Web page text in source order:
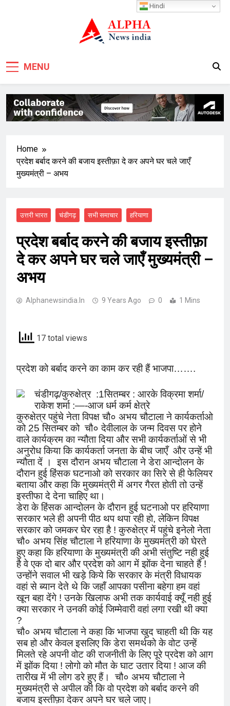
MENU
Home
प्रदेश बर्बाद करने की बजाय इस्तीफ़ा दे कर अपने घर चले जाएँ
मुख्यमंत्री – अभय
उत्तरी भारत चंडीगढ़ सभी समाचार हरियाणा
प्रदेश बर्बाद करने की बजाय इस्तीफ़ा
दे कर अपने घर चले जाएँ मुख्यमंत्री –
अभय
Alphanewsindia.in 9 Years Ago 0 1 Mins
17 total views
प्रदेश को बर्बाद करने का काम कर रही हैं भाजपा…….
चंडीगढ़/कुरुक्षेत्र :1सितम्बर : आरके विक्रमा शर्मा/
राकेश शर्मा :—-आज धर्म कर्म क्षेत्रे
कुरुक्षेत्र पहुंचे नेता विपक्ष चौ० अभय चौटाला ने कार्यकर्ताओ
को 25 सितम्बर को चौ० देवीलाल के जन्म दिवस पर होने
वाले कार्यक्रम का न्यौता दिया और सभी कार्यकर्ताओं से भी
अनुरोध किया कि कार्यकर्ता जनता के बीच जाएँ और उन्हें भी
न्यौता दें । इस दौरान अभय चौटाला ने डेरा आन्दोलन के
दौरान हुई हिंसक घटनाओ को सरकार का सिरे से ही फेलियर
बताया और कहा कि मुख्यमंत्री में अगर गैरत होती तो उन्हें
इस्तीफा दे देना चाहिए था।
डेरा के हिंसक आन्दोलन के दौरान हुई घटनाओ पर हरियाणा
सरकार भले ही अपनी पीठ थप थपा रही हो, लेकिन विपक्ष
सरकार को जमकर घेर रहा है ! कुरुक्षेत्र में पहुंचे इनेलो नेता
चौ० अभय सिंह चौटाला ने हरियाणा के मुख्यमंत्री को घेरते
हुए कहा कि हरियाणा के मुख्यमंत्री की अभी संतुष्टि नही हुई
है वे एक दो बार और प्रदेश को आग में झोंक देना चाहते हैं !
उन्होंने सवाल भी खड़े किये कि सरकार के मंत्री विधायक
वहां से ब्यान देते थे कि जहाँ आपका पसीना बहेगा हम वहां
खून बहा देंगे ! उनके खिलाफ अभी तक कार्यवाई क्यूँ नही हुई
क्या सरकार ने उनकी कोई जिम्मेवारी वहां लगा रखी थी क्या
?
चौ० अभय चौटाला ने कहा कि भाजपा खुद चाहती थी कि यह
सब हो और केवल इसलिए कि डेरा समर्थको के वोट उन्हें
मिलते रहे अपनी वोट की राजनीती के लिए पूरे प्रदेश को आग
में झोंक दिया ! लोगो को मौत के घाट उतार दिया ! आज की
तारीख में भी लोग डरे हुए हैं। चौ० अभय चौटाला ने
मुख्यमंत्री से अपील की कि वो प्रदेश को बर्बाद करने की
बजाय इस्तीफ़ा देकर अपने घर चले जाए।
Hindi